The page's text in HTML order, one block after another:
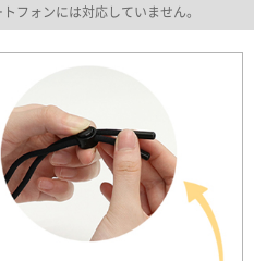
フォンには対応していません。